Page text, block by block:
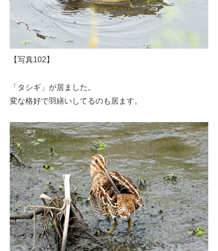
【写真102】
「タシギ」が居ました。
変な格好で羽繕いしてるのも居ます。